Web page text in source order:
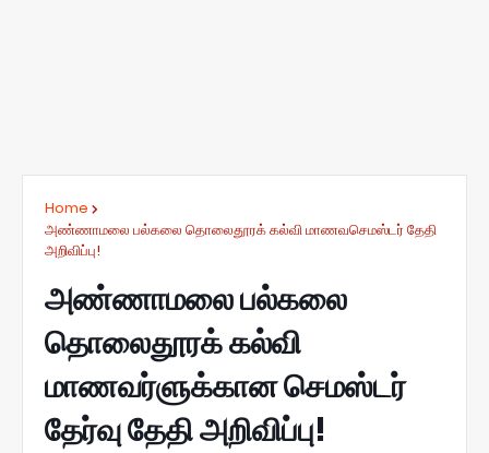
Home
அண்ணாமலை பல்கலை தொலைதூரக் கல்வி மாணவசெமஸ்டர் தேதி
அறிவிப்பு!
அண்ணாமலை பல்கலை
தொலைதூரக் கல்வி
மாணவர்ளுக்கான செமஸ்டர்
தேர்வு தேதி அறிவிப்பு!